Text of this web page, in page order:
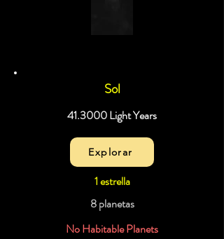
Sol
41.3000 Light Years
Explorar
1 estrella
8 planetas
No Habitable Planets